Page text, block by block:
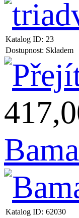
Katalog ID: 23
Dostupnost: Skladem
Katalog ID: 62030